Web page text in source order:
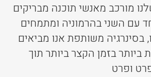
מורכב מאנשי תוכנה מבריקים
עם השני בהרמוניה ומתמחים
בסינרגיה משותפת אנו מביאים
ביותר בזמן הקצר ביותר תוך
ופרט